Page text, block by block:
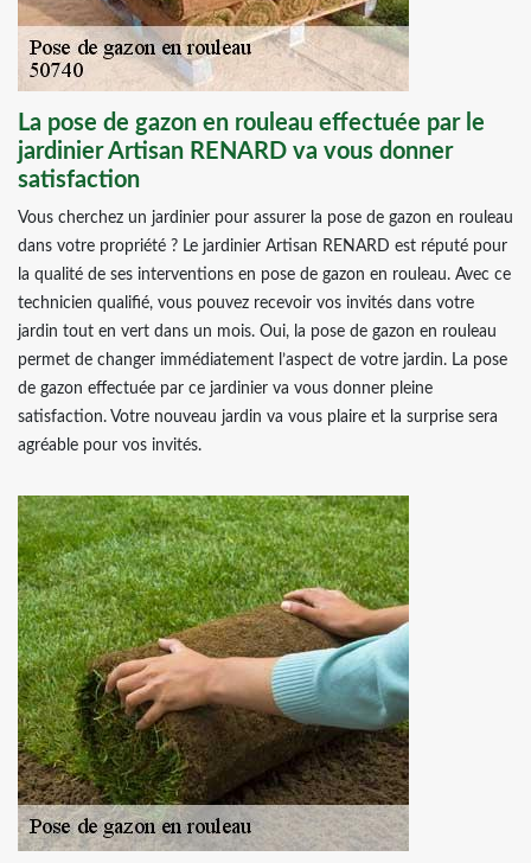
La pose de gazon en rouleau effectuée par le
jardinier Artisan RENARD va vous donner
satisfaction
Vous cherchez un jardinier pour assurer la pose de gazon en rouleau
dans votre propriété ? Le jardinier Artisan RENARD est réputé pour
la qualité de ses interventions en pose de gazon en rouleau. Avec ce
technicien qualifié, vous pouvez recevoir vos invités dans votre
jardin tout en vert dans un mois. Oui, la pose de gazon en rouleau
permet de changer immédiatement l’aspect de votre jardin. La pose
de gazon effectuée par ce jardinier va vous donner pleine
satisfaction. Votre nouveau jardin va vous plaire et la surprise sera
agréable pour vos invités.